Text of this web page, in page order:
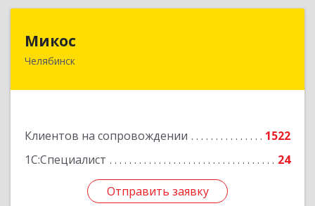
Микос
Челябинск
Клиентов на сопровождении
1522
1С:Специалист
24
Отправить заявку
Отправить заявку